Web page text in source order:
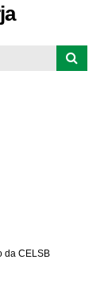
da CELSB